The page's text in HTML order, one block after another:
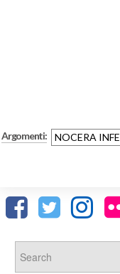
Argomenti: NOCERA